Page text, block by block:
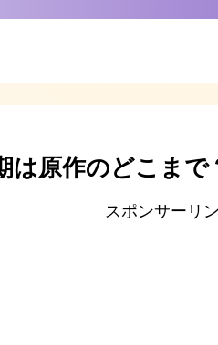
は原作のどこまで
スポンサーリ